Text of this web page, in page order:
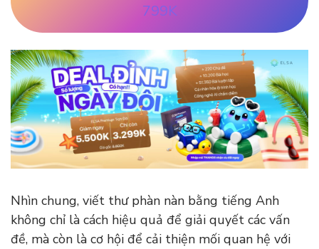
799K
Nhìn chung, viết thư phàn nàn bằng tiếng Anh
không chỉ là cách hiệu quả để giải quyết các vấn
đề, mà còn là cơ hội để cải thiện mối quan hệ với